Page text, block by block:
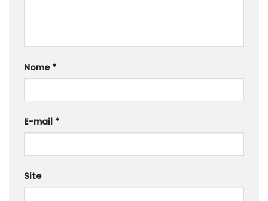
Nome *
E-mail *
Site